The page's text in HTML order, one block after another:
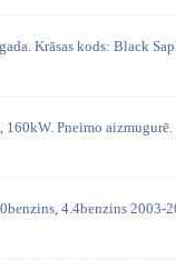
Krāsas kods: Black
Pneimo
4.4benzins 2003-